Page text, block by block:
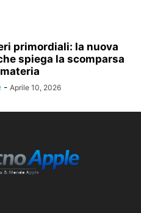
primordiali: la nuova
spiega la scomparsa
- Aprile 10, 2026